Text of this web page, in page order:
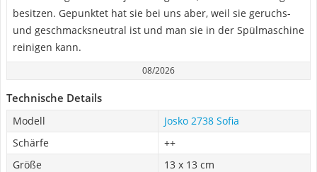
besitzen. Gepunktet hat sie bei uns aber, weil sie geruchs-
und geschmacksneutral ist und man sie in der Spülmaschine
reinigen kann.
08/2026
Technische Details
Modell
Josko 2738 Sofia
Schärfe
++
Größe
13 x 13 cm